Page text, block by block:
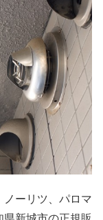
ーリツ、パロマ